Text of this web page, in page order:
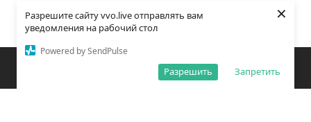
Разрешите сайту vvo.live отправлять вам
уведомления на рабочий стол
Powered by SendPulse
Запретить
Разрешить
×
Закладки Поиск Открыть меню